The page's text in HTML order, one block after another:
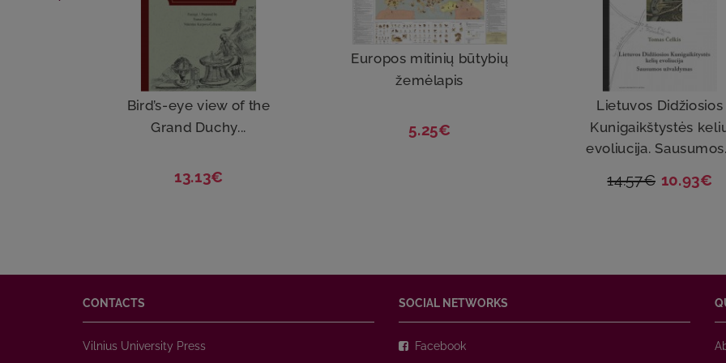
Bird’s-eye view of the
Grand Duchy...
13.13€
Europos mitinių būtybių
žemėlapis
5.25€
Lietuvos Didžiosios
Kunigaikštystės
evoliucija.
14.57€ 10.93€
CONTACTS
Vilnius University Press
SOCIAL NETWORKS
Facebook